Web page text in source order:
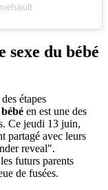
du bébé
étapes
en est une des
Ce jeudi 13 juin,
partagé avec leurs
reveal".
futurs parents
de fusées.